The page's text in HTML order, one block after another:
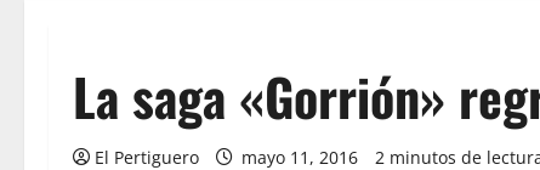
La saga «Gorrión»
El Pertiguero mayo 11, 2016 2 minutos de